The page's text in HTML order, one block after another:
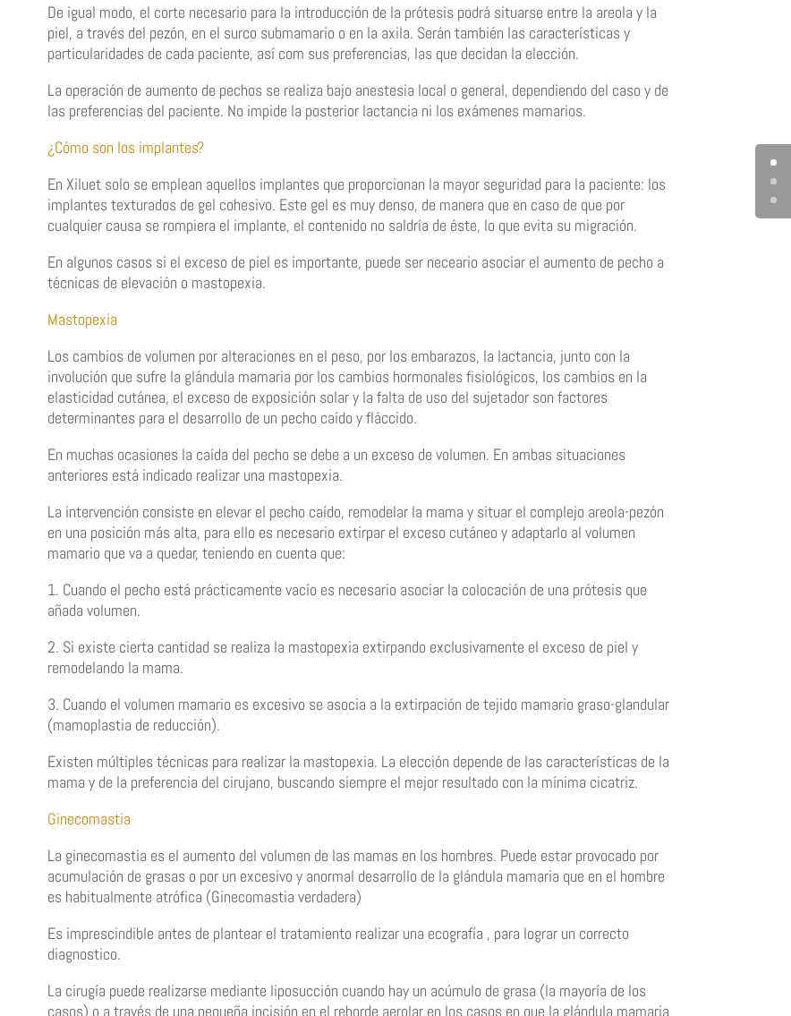
De igual modo, el corte necesario para la introducción de la prótesis podrá situarse entre la areola y la
piel, a través del pezón, en el surco submamario o en la axila. Serán también las características y
particularidades de cada paciente, así com sus preferencias, las que decidan la elección.
La operación de aumento de pechos se realiza bajo anestesia local o general, dependiendo del caso y de
las preferencias del paciente. No impide la posterior lactancia ni los exámenes mamarios.
¿Cómo son los implantes?
En Xiluet solo se emplean aquellos implantes que proporcionan la mayor seguridad para la paciente: los
implantes texturados de gel cohesivo. Este gel es muy denso, de manera que en caso de que por
cualquier causa se rompiera el implante, el contenido no saldría de éste, lo que evita su migración.
En algunos casos si el exceso de piel es importante, puede ser neceario asociar el aumento de pecho a
técnicas de elevación o mastopexia.
Mastopexia
Los cambios de volumen por alteraciones en el peso, por los embarazos, la lactancia, junto con la
involución que sufre la glándula mamaria por los cambios hormonales fisiológicos, los cambios en la
elasticidad cutánea, el exceso de exposición solar y la falta de uso del sujetador son factores
determinantes para el desarrollo de un pecho caído y fláccido.
En muchas ocasiones la caída del pecho se debe a un exceso de volumen. En ambas situaciones
anteriores está indicado realizar una mastopexia.
La intervención consiste en elevar el pecho caído, remodelar la mama y situar el complejo areola-pezón
en una posición más alta, para ello es necesario extirpar el exceso cutáneo y adaptarlo al volumen
mamario que va a quedar, teniendo en cuenta que:
1. Cuando el pecho está prácticamente vacío es necesario asociar la colocación de una prótesis que
añada volumen.
2. Si existe cierta cantidad se realiza la mastopexia extirpando exclusivamente el exceso de piel y
remodelando la mama.
3. Cuando el volumen mamario es excesivo se asocia a la extirpación de tejido mamario graso-glandular
(mamoplastia de reducción).
Existen múltiples técnicas para realizar la mastopexia. La elección depende de las características de la
mama y de la preferencia del cirujano, buscando siempre el mejor resultado con la mínima cicatriz.
Ginecomastia
La ginecomastia es el aumento del volumen de las mamas en los hombres. Puede estar provocado por
acumulación de grasas o por un excesivo y anormal desarrollo de la glándula mamaria que en el hombre
es habitualmente atrófica (Ginecomastia verdadera)
Es imprescindible antes de plantear el tratamiento realizar una ecografía , para lograr un correcto
diagnostico.
La cirugía puede realizarse mediante liposucción cuando hay un acúmulo de grasa (la mayoría de los
casos) o a través de una pequeña incisión en el reborde aerolar en los casos en que la glándula mamaria